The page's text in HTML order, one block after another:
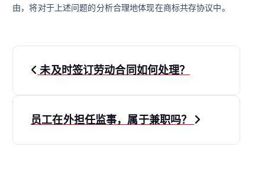
由，将对于上述问题的分析合理地体现在商标共存协议中。
文
导
未及时签订劳动合同如何处理？
员工在外担任监事，属于兼职吗？